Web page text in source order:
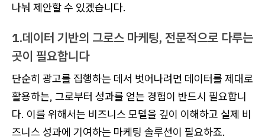
나눠 제안할 수 있겠습니다.
1.데이터 기반의 그로스 마케팅, 전문적으로 다루는
곳이 필요합니다
단순히 광고를 집행하는 데서 벗어나려면 데이터를 제대로
활용하는, 그로부터 성과를 얻는 경험이 반드시 필요합니
다. 이를 위해서는 비즈니스 모델을 깊이 이해하고 실제 비
즈니스 성과에 기여하는 마케팅 솔루션이 필요하죠.